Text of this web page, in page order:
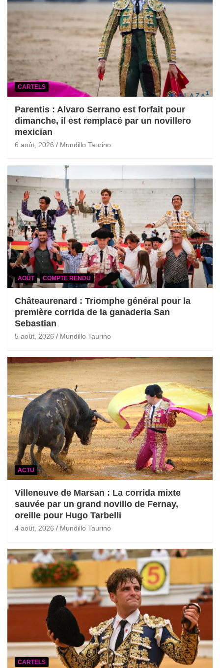
CARTELS
Parentis : Alvaro Serrano est forfait pour
dimanche, il est remplacé par un novillero
mexician
6 août, 2026 Mundillo Taurino
AOÛT COMPTE RENDU
Châteaurenard : Triomphe général pour la
première corrida de la ganaderia San
Sebastian
5 août, 2026 Mundillo Taurino
ACTU
Villeneuve de Marsan : La corrida mixte
sauvée par un grand novillo de Fernay,
oreille pour Hugo Tarbelli
4 août, 2026 Mundillo Taurino
CARTELS